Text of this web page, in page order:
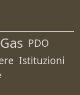
Gas PDO
Istituzioni